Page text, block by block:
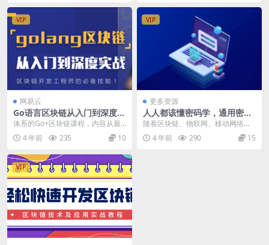
VIP
网易云
Go语言区块链从入门到深度实
战 | 完结
体系的Go+区块链课程，内容从最
基本的加密算法讲起，到区块链的
原理，挖矿等，再到...
4 年前 235 10
VIP
更多资源
人人都该懂密码学，通用密码
学原理与应用实战 | 完结
随着区块链、物联网、移动网络的
发展，网络安全问题亟需解决，而
密码学就是解决这些网...
4 年前 290 15
VIP